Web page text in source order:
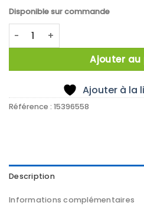
Disponible sur commande
quantité de 2000 x smartPicks
Ajouter au
Ajouter à la
Référence : 15396558
Description
Informations complémentaires